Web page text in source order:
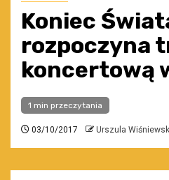
Koniec
rozpoczyna
koncertową
1 min przeczytania
03/10/2017 Urszula